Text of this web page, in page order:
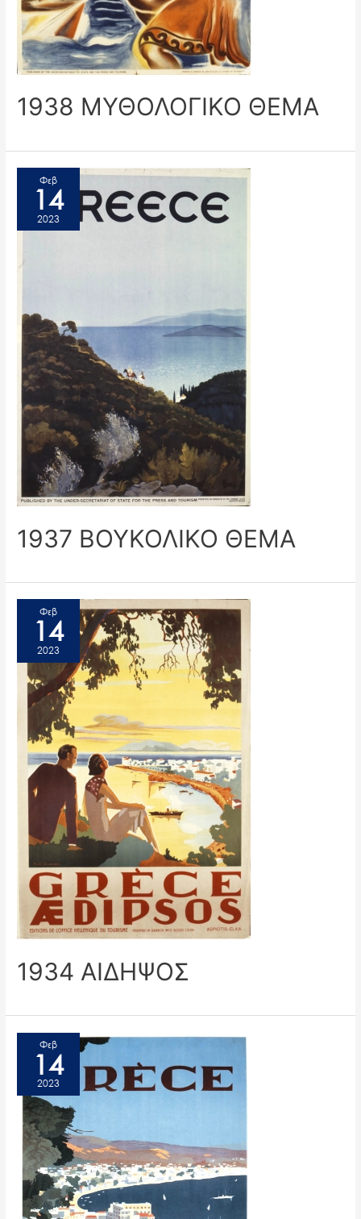
1938 ΜΥΘΟΛΟΓΙΚΟ ΘΕΜΑ
Φεβ
14
2023
1937 ΒΟΥΚΟΛΙΚΟ ΘΕΜΑ
Φεβ
14
2023
1934 ΑΙΔΗΨΟΣ
Φεβ
14
2023